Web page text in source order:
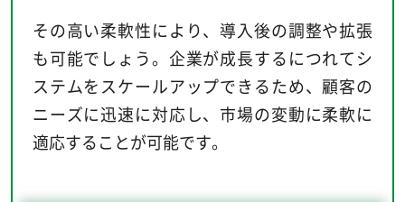
その高い柔軟性により、導入後の調整や拡張
も可能でしょう。企業が成長するにつれてシ
ステムをスケールアップできるため、顧客の
ニーズに迅速に対応し、市場の変動に柔軟に
適応することが可能です。